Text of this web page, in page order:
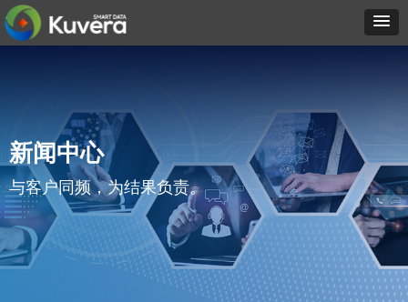
新闻中心
与客户同频，为结果负责。